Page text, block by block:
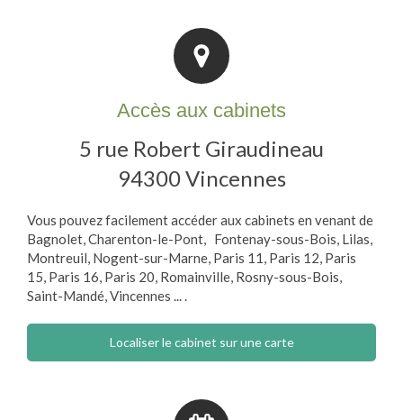
Accès aux cabinets
5 rue Robert Giraudineau
94300Vincennes
Vous pouvez facilement accéder aux cabinets en venant de
Bagnolet, Charenton-le-Pont, Fontenay-sous-Bois, Lilas,
Montreuil, Nogent-sur-Marne, Paris 11, Paris 12, Paris
15, Paris 16, Paris 20, Romainville, Rosny-sous-Bois,
Saint-Mandé, Vincennes ....
Localiser le cabinet sur une carte